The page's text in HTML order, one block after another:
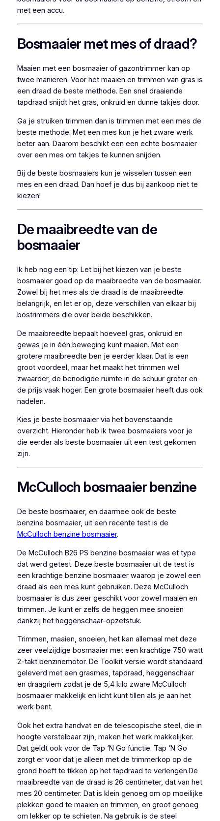
met een accu.
Bosmaaier met mes of draad?
Maaien met een bosmaaier of gazontrimmer kan op
twee manieren. Voor het maaien en trimmen van gras is
een draad de beste methode. Een snel draaiende
tapdraad snijdt het gras, onkruid en dunne takjes door.
Ga je struiken trimmen dan is trimmen met een mes de
beste methode. Met een mes kun je het zware werk
beter aan. Daarom beschikt een een echte bosmaaier
over een mes om takjes te kunnen snijden.
Bij de beste bosmaaiers kun je wisselen tussen een
mes en een draad. Dan hoef je dus bij aankoop niet te
kiezen!
De maaibreedte van de
bosmaaier
Ik heb nog een tip: Let bij het kiezen van je beste
bosmaaier goed op de maaibreedte van de bosmaaier.
Zowel bij het mes als de draad is de maaibreedte
belangrijk, en let er op, deze verschillen van elkaar bij
bostrimmers die over beide beschikken.
De maaibreedte bepaalt hoeveel gras, onkruid en
gewas je in één beweging kunt maaien. Met een
grotere maaibreedte ben je eerder klaar. Dat is een
groot voordeel, maar het maakt het trimmen wel
zwaarder, de benodigde ruimte in de schuur groter en
de prijs vaak hoger. Een grote bosmaaier heeft dus ook
nadelen.
Kies je beste bosmaaier via het bovenstaande
overzicht. Hieronder heb ik twee bosmaaiers voor je
die eerder als beste bosmaaier uit een test gekomen
zijn.
McCulloch bosmaaier benzine
De beste bosmaaier, en daarmee ook de beste
benzine bosmaaier, uit een recente test is de
McCulloch benzine bosmaaier.
De McCulloch B26 PS benzine bosmaaier was et type
dat werd getest. Deze beste bosmaaier uit de test is
een krachtige benzine bosmaaier waarop je zowel een
draad als een mes kunt gebruiken. Deze McCulloch
bosmaaier is dus zeer geschikt voor zowel maaien en
trimmen. Je kunt er zelfs de heggen mee snoeien
dankzij het heggenschaar-opzetstuk.
Trimmen, maaien, snoeien, het kan allemaal met deze
zeer veelzijdige bosmaaier met een krachtige 750 watt
2-takt benzinemotor. De Toolkit versie wordt standaard
geleverd met een grasmes, tapdraad, heggenschaar
en draagriem zodat je de 5,4 kilo zware McCulloch
bosmaaier makkelijk en licht kunt tillen als je aan het
werk bent.
Ook het extra handvat en de telescopische steel, die in
hoogte verstelbaar zijn, maken het werk makkelijker.
Dat geldt ook voor de Tap ‘N Go functie. Tap ‘N Go
zorgt er voor dat je alleen met de trimmerkop op de
grond hoeft te tikken op het tapdraad te verlengen.De
maaibreedte van de draad is 26 centimeter, dat van het
mes 20 centimeter. Dat is klein genoeg om op moeilijke
plekken goed te maaien en trimmen, en groot genoeg
om lekker op te schieten. Na gebruik is de steel